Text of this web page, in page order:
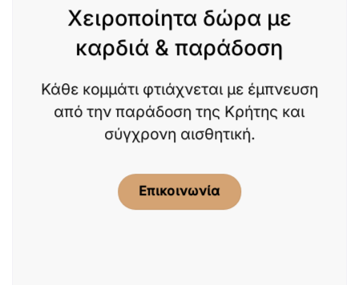
Χειροποίητα δώρα με
καρδιά & παράδοση
Κάθε κομμάτι φτιάχνεται με έμπνευση
από την παράδοση της Κρήτης και
σύγχρονη αισθητική.
Επικοινωνία